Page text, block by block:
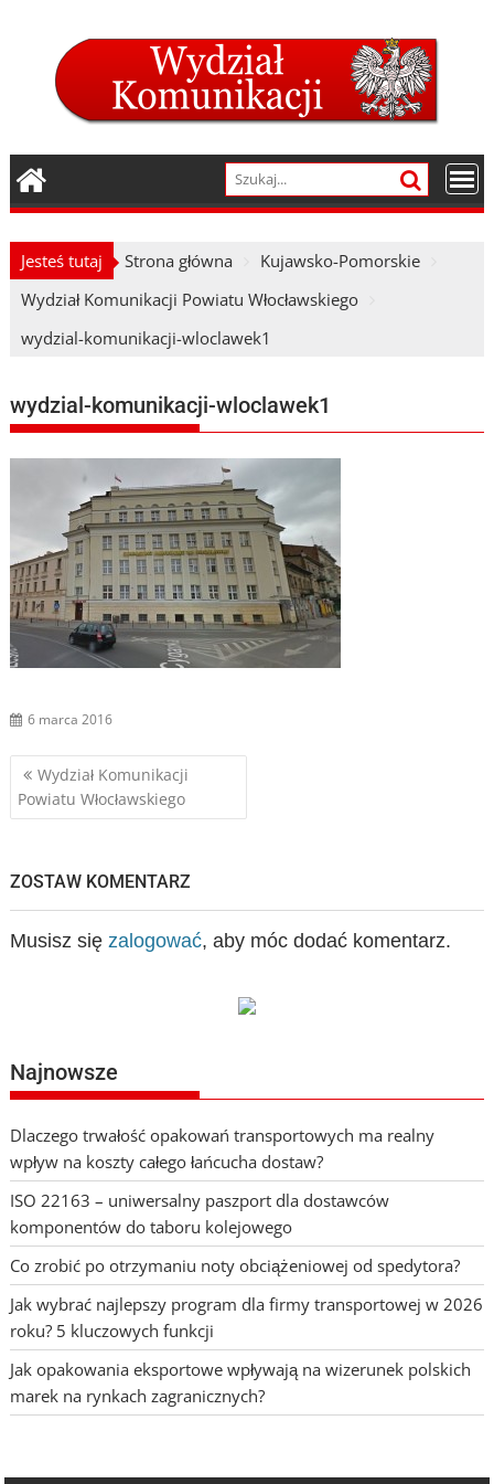
Jesteś tutaj Strona główna
Kujawsko-Pomorskie
Wydział Komunikacji Powiatu Włocławskiego
wydzial-komunikacji-wloclawek1
wydzial-komunikacji-wloclawek1
6 marca 2016
Nawigacja
wpisu
Wydział Komunikacji
Powiatu Włocławskiego
ZOSTAW KOMENTARZ
Musisz się zalogować, aby móc dodać komentarz.
Najnowsze
Dlaczego trwałość opakowań transportowych ma realny
wpływ na koszty całego łańcucha dostaw?
ISO 22163 – uniwersalny paszport dla dostawców
komponentów do taboru kolejowego
Co zrobić po otrzymaniu noty obciążeniowej od spedytora?
Jak wybrać najlepszy program dla firmy transportowej w 2026
roku? 5 kluczowych funkcji
Jak opakowania eksportowe wpływają na wizerunek polskich
marek na rynkach zagranicznych?